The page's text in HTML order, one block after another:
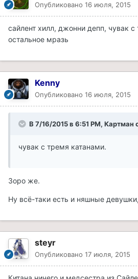
Опубликовано 16 июля, 2015
сайлент хилл, джонни депп, чувак
остальное мразь
Kenny
Опубликовано 16 июля, 2015
В 7/16/2015 в 6:51 PM, Картман
чувак с тремя катанами.
Зоро же.
Ну всё-таки есть и няшные
steyr
Опубликовано 17 июля, 2015